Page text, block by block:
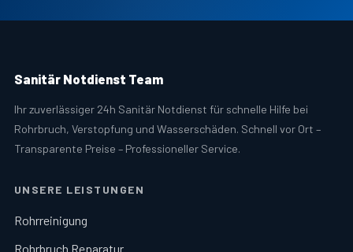
Sanitär Notdienst Team
Ihr zuverlässiger 24h Sanitär Notdienst für schnelle Hilfe bei
Rohrbruch, Verstopfung und Wasserschäden. Schnell vor Ort –
Transparente Preise – Professioneller Service.
UNSERE LEISTUNGEN
Rohrreinigung
Rohrbruch Reparatur